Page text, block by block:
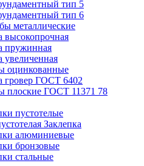
тип 5
тип 6
металлические
пружинная
оцинкованные
гровер ГОСТ 6402
плоские ГОСТ 11371 78
пустотелые
Заклепка
алюминиевые
бронзовые
стальные